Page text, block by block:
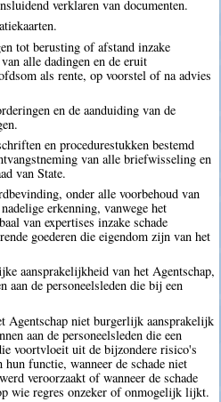
verklaren van documenten.
tot berusting of afstand inzake
alle dadingen en de eruit
als rente, op voorstel of na advies
en de aanduiding van de
en procedurestukken bestemd
van alle briefwisseling en
van State.
onder alle voorbehoud van
erkenning, vanwege het
van expertises inzake schade
goederen die eigendom zijn van het
aansprakelijkheid van het Agentschap,
aan de personeelsleden die bij een
Agentschap niet burgerlijk aansprakelijk
aan de personeelsleden die een
voortvloeit uit de bijzondere risico's
functie, wanneer de schade niet
veroorzaakt of wanneer de schade
wie regres onzeker of onmogelijk lijkt.